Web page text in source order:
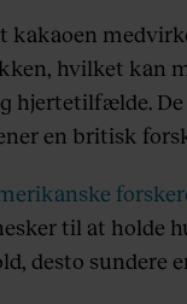
kakaoen
hvilket kan
hjertetilfælde.
en britisk
til at holde
desto sundere